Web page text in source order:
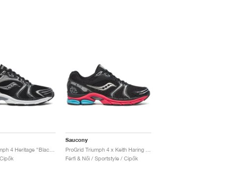
Progrid Triumph 4 Heritage "Black & Silver"
Saucony
Férfi & Női / Sportstyle / Cipők